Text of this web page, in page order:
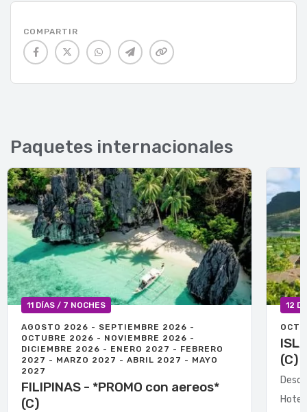
COMPARTIR
Paquetes internacionales
11 DÍAS / 7 NOCHES
AGOSTO 2026 - SEPTIEMBRE 2026 -
OCTUBRE 2026 - NOVIEMBRE 2026 -
DICIEMBRE 2026 - ENERO 2027 - FEBRERO
2027 - MARZO 2027 - ABRIL 2027 - MAYO
2027
FILIPINAS - *PROMO con aereos*
(C)
12
(C)
Hotel